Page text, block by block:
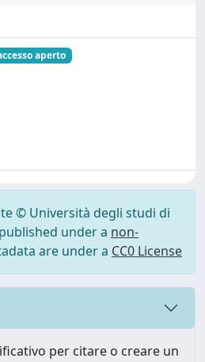
aperto
© Università degli studi di
under a non-
are under a CC0 License
per citare o creare un